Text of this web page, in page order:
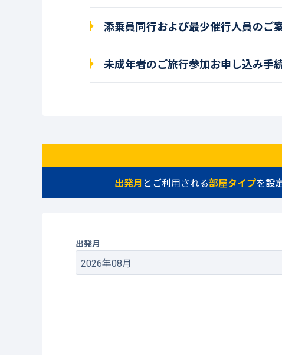
添乗員同行および最少催行人員のご
未成年者のご旅行参加お申し込み手
出発月 とご利用される部屋タイプを設
出発月